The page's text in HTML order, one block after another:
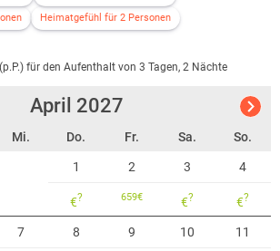
und die fränkische
Urlaubszeit in Bad Rodach unvergesslich
– Zwischen Burgen, Natur und Geschichte
verbindet das fränkische Hügelland mit
– ein echter Geheimtipp für Naturliebhaber
Hier treffen fränkische
der größten und besterhaltenen Burganlagen
Heimatgefühl für 2 Personen
für den Aufenthalt von 3 Tagen, 2 Nächte
April 2027
Mi. Do. Fr. Sa. So.
1
€?
2
659€
3
€?
4
€?
7 8 9 10 11